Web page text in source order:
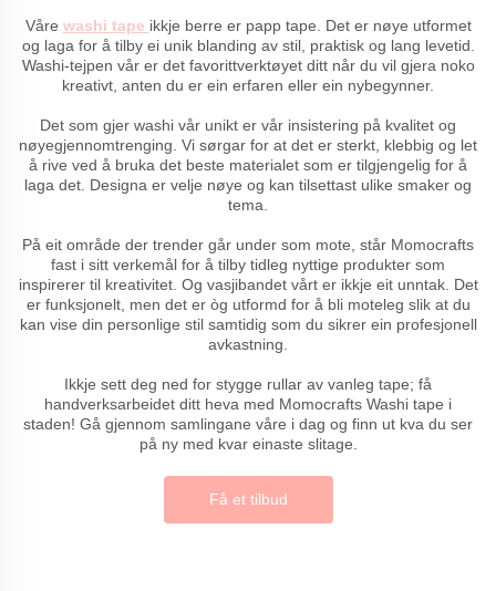
Våre washi tape ikkje berre er papp tape. Det er nøye utformet
og laga for å tilby ei unik blanding av stil, praktisk og lang levetid.
Washi-tejpen vår er det favorittverktøyet ditt når du vil gjera noko
kreativt, anten du er ein erfaren eller ein nybegynner.
Det som gjer washi vår unikt er vår insistering på kvalitet og
nøyegjennomtrenging. Vi sørgar for at det er sterkt, klebbig og let
å rive ved å bruka det beste materialet som er tilgjengelig for å
laga det. Designa er velje nøye og kan tilsettast ulike smaker og
tema.
På eit område der trender går under som mote, står Momocrafts
fast i sitt verkemål for å tilby tidleg nyttige produkter som
inspirerer til kreativitet. Og vasjibandet vårt er ikkje eit unntak. Det
er funksjonelt, men det er òg utformd for å bli moteleg slik at du
kan vise din personlige stil samtidig som du sikrer ein profesjonell
avkastning.
Ikkje sett deg ned for stygge rullar av vanleg tape; få
handverksarbeidet ditt heva med Momocrafts Washi tape i
staden! Gå gjennom samlingane våre i dag og finn ut kva du ser
på ny med kvar einaste slitage.
Få et tilbud